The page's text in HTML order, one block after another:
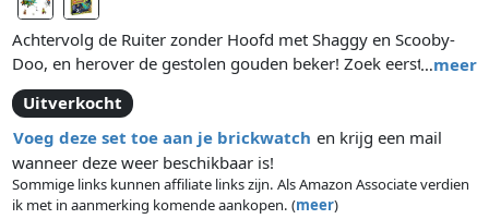
…meer
Achtervolg de Ruiter zonder Hoofd met Shaggy en Scooby-
Doo, en herover de gestolen gouden beker! Zoek eerst naar
sporen en stijg dan op met het vliegtuig… maar kan Shaggy
eigenlijk wel een vliegtuig besturen? Laten we het maar
hopen! Scooby zit in de cockpit terwijl Shaggy aan de ketting
omlaag zwaait en probeert de kostbare beker te grijpen.
Open het vuur met de hamburger-raketten om de Ruiter
zonder Hoofd van zijn paard te smijten. Verwijder zijn
Uitverkocht
Voeg deze set toe aan je brickwatch en krijg een mail
wanneer deze weer beschikbaar is!
Sommige links kunnen affiliate links zijn. Als Amazon Associate verdien
ik met in aanmerking komende aankopen. (meer)